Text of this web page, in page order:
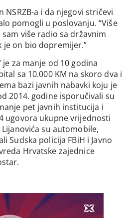
NSRZB-a i da njegovi stričevi
pomogli u poslovanju. “Više
više radio sa državnim
je on bio dopremijer.”
je za manje od 10 godina
sa 10.000 KM na skoro dva i
bazi javnih nabavki koju je
2014. godine isporučivali su
pet javnih institucija i
ugovora ukupne vrijednosti
su automobile,
Sudska policija FBiH i Javno
Hrvatske zajednice